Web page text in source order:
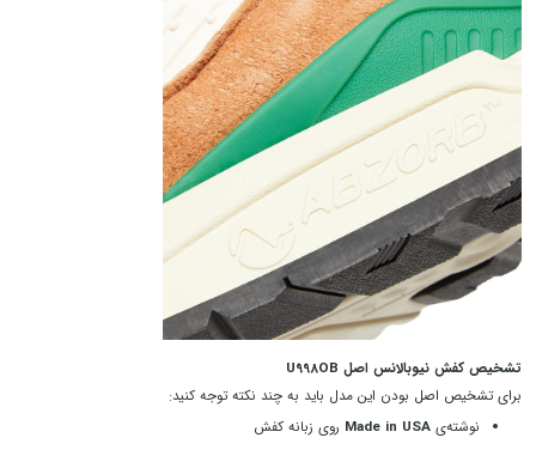
تشخیص کفش نیوبالانس اصل U998OB
برای تشخیص اصل بودن این مدل باید به چند نکته توجه کنید:
نوشته‌ی Made in USA روی زبانه کفش